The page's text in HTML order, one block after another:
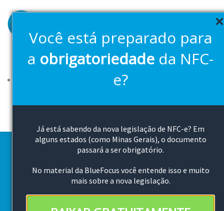
Você está preparado para
a obrigatoriedade da NFC-
e?
Já está sabendo da nova legislação de NFC-e? Em
alguns estados (como Minas Gerais), o documento
passará a ser obrigatório.
No material da BlueFocus você entende isso e muito
mais sobre a nova legislação.
para
conteúdo
Soluções
Planos FAQ 2ª Via Boleto Downloads
Cloud Bluefocus
Café com Entidades
Representativas